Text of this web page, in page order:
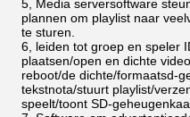
5, Media serversoftware
plannen om playlist naar
te sturen.
6, leiden tot groep en speler
plaatsen/open en dichte
reboot/de dichte/formaatsd-
tekstnota/stuurt playlist/
speelt/toont SD-